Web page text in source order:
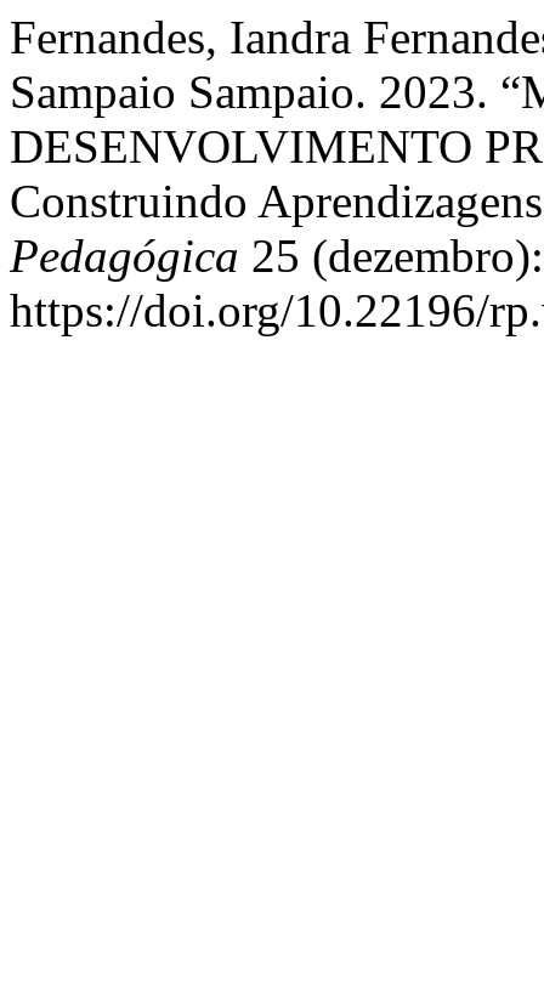
Fernandes, Iandra
Sampaio Sampaio. 2023.
DESENVOLVIMENTO
Construindo
Pedagógica 25
https://doi.org/10.22196/